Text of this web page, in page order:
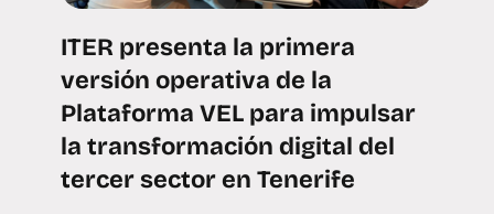
ITER presenta la primera
versión operativa de la
Plataforma VEL para impulsar
la transformación digital del
tercer sector en Tenerife